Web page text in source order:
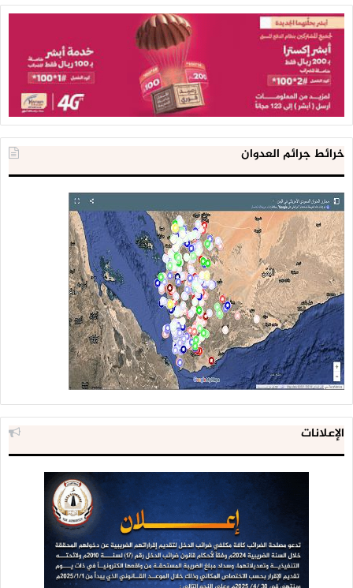
خرائط جرائم العدوان
الإعلانات